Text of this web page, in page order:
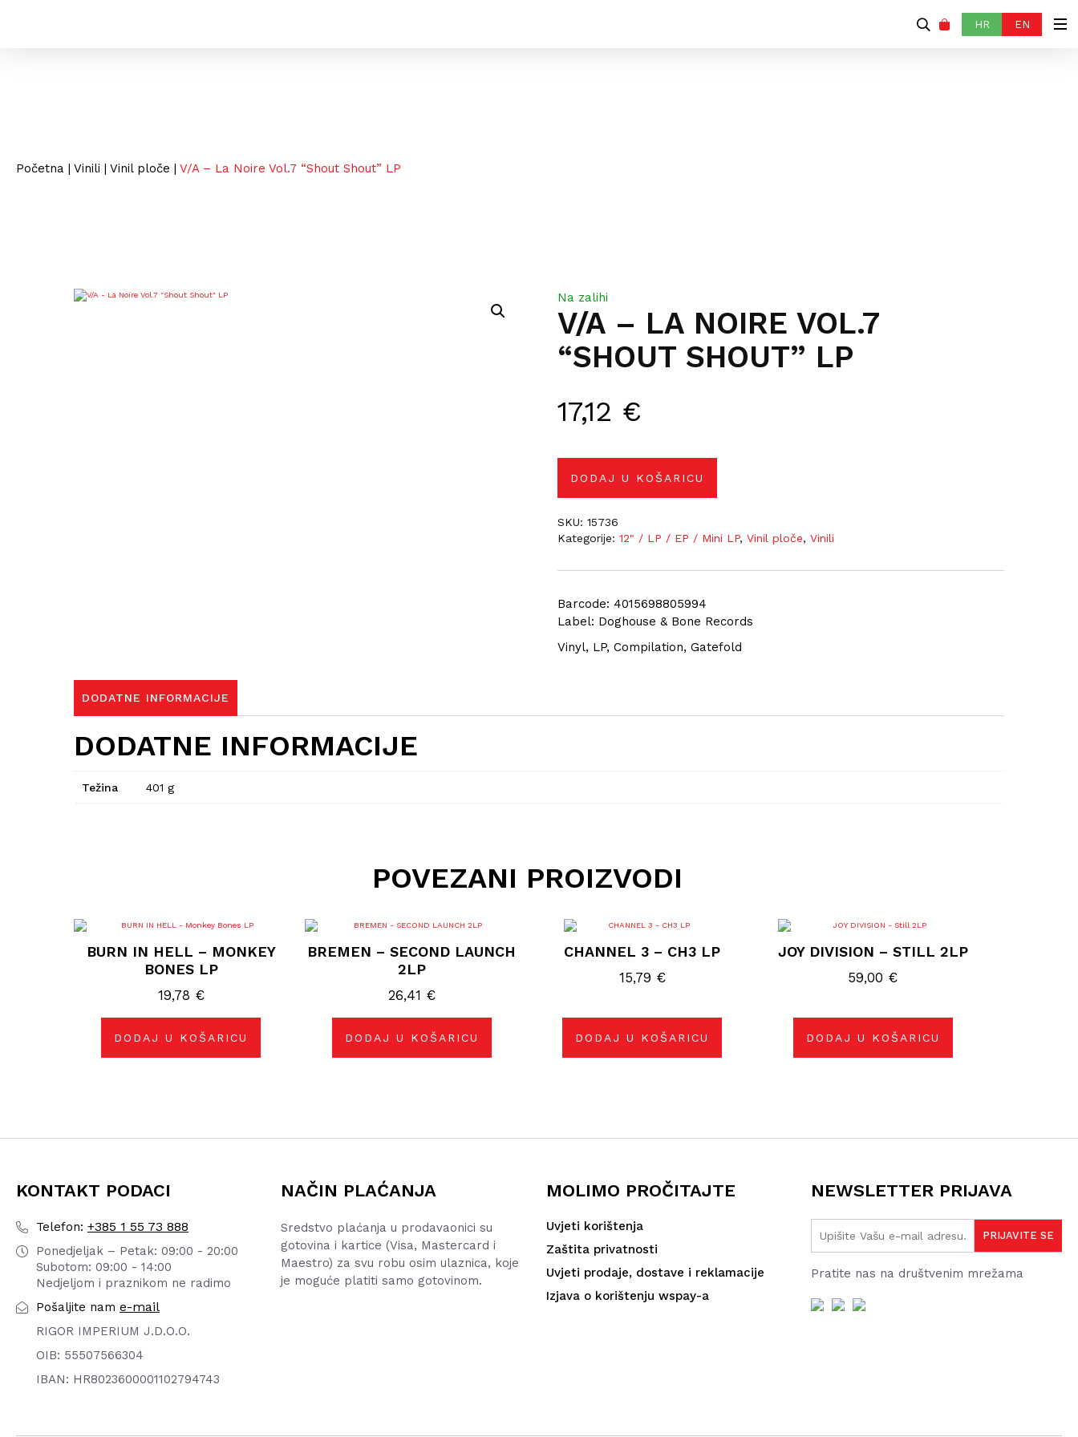
HR EN
Početna | Vinili | Vinil ploče | V/A – La Noire Vol.7 “Shout Shout” LP
V/A – LA NOIRE VOL.7
“SHOUT SHOUT” LP
17,12 €
Barcode: 4015698805994
Label: Doghouse & Bone Records
Vinyl, LP, Compilation, Gatefold
Na zalihi
DODAJ U KOŠARICU
SKU:15736
Kategorije:12" / LP / EP / Mini LP,Vinil ploče,Vinili
DODATNE INFORMACIJE
DODATNE INFORMACIJE
Težina 401 g
POVEZANI PROIZVODI
BURN IN HELL – MONKEY
BONES LP
19,78 €
DODAJ U KOŠARICU
BREMEN – SECOND LAUNCH
2LP
26,41 €
DODAJ U KOŠARICU
CHANNEL 3 – CH3 LP
15,79 €
DODAJ U KOŠARICU
JOY DIVISION – STILL 2LP
59,00 €
DODAJ U KOŠARICU
KONTAKT PODACI
Telefon: +385 1 55 73 888
Ponedjeljak – Petak: 09:00 - 20:00
Subotom: 09:00 - 14:00
Nedjeljom i praznikom ne radimo
Pošaljite nam e-mail
RIGOR IMPERIUM J.D.O.O.
OIB: 55507566304
IBAN: HR8023600001102794743
NAČIN PLAĆANJA
Sredstvo plaćanja u prodavaonici su
gotovina i kartice (Visa, Mastercard i
Maestro) za svu robu osim ulaznica, koje
je moguće platiti samo gotovinom.
MOLIMO PROČITAJTE
Uvjeti korištenja
Zaštita privatnosti
Uvjeti prodaje, dostave i reklamacije
Izjava o korištenju wspay-a
NEWSLETTER PRIJAVA
Pratite nas na društvenim mrežama